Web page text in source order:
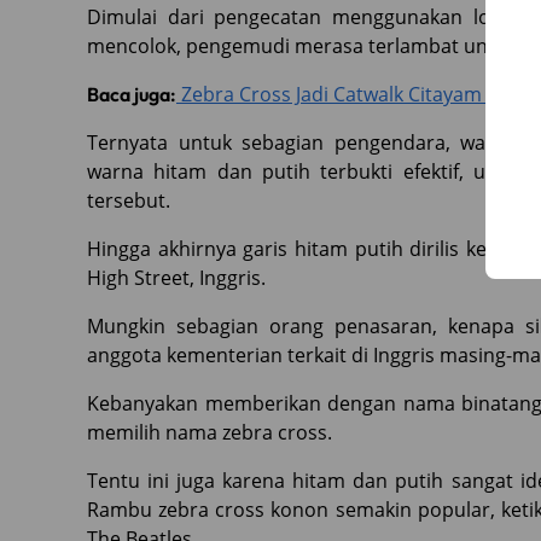
Dimulai dari pengecatan menggunakan
mencolok, pengemudi merasa terlambat untuk
Baca juga: Zebra Cross Jadi Catwalk Citayam
Ternyata untuk sebagian pengendara,
warna hitam dan putih terbukti efektif, untuk
tersebut.
Hingga akhirnya garis hitam putih dirilis ke
High Street, Inggris.
Mungkin sebagian orang penasaran, kenapa
anggota kementerian terkait di Inggris masing-
Kebanyakan memberikan dengan nama
memilih nama zebra cross.
Tentu ini juga karena hitam dan putih sangat
Rambu zebra cross konon semakin popular,